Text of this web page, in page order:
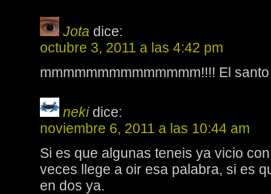
Jota dice:
octubre 3, 2011 a las 4:42 pm
mmmmmmmmmmmmmm!!!! El
neki dice:
noviembre 6, 2011 a las 10:44 am
Si es que algunas teneis ya vicio
veces llege a oir esa palabra, si es
en dos ya.